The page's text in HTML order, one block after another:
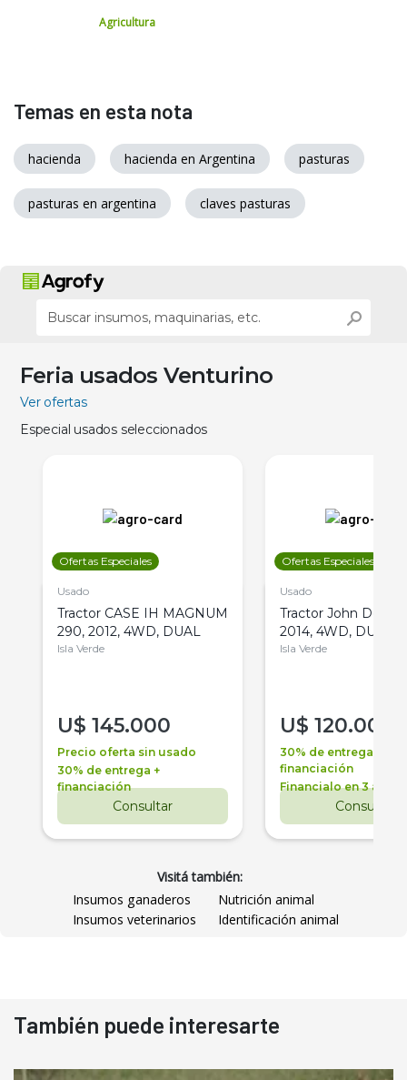
Agricultura
Temas en esta nota
hacienda hacienda en Argentina pasturas
pasturas en argentina claves pasturas
Feria usados Venturino
Ver ofertas
Especial usados seleccionados
Ofertas Especiales
Usado
Tractor CASE IH MAGNUM
290, 2012, 4WD, DUAL
Isla Verde
U$ 145.000
Precio oferta sin usado
30% de entrega +
financiación
Consultar
Ofertas Especiales
Usado
Tractor John Deere
2014, 4WD, DUAL
Isla Verde
U$ 120.000
30% de entrega +
financiación
Financialo en 3 años
Consultar
Visitá también:
Insumos ganaderos
Nutrición animal
Insumos veterinarios
Identificación animal
También puede interesarte